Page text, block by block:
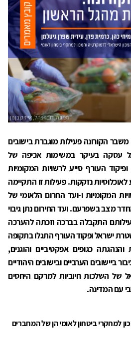
משבר הקורונה פעילות מוגברת בישובים
עסקה בעיקר במשימות אכיפה של
העורף סייע לרשויות המקומיות
נזקקות. פעילות זו התקיימה
המקומיות ו-ועד החרום הלאומי של
מצב בשפרעם. ועד החירום נתן גיבוי
התקבלה בברכה וזכתה להערכה
ישראל ופקוד העורף התגלו בתקופה
כגופים אפקטיביים והוגנים,
ביישובים הערביים ובישובים היהודיים
של השלכות חיוביות למרקם היחסים
עם המדינה.
למחקרי ביטחון לאומי הן של המחברים